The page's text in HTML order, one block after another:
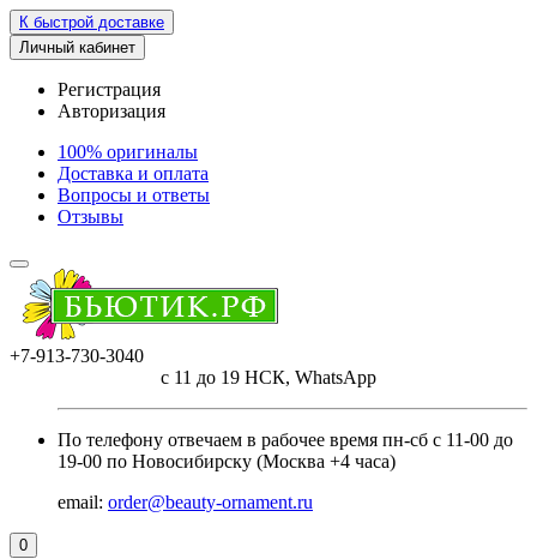
К быстрой доставке
Личный кабинет
Регистрация
Авторизация
100% оригиналы
Доставка и оплата
Вопросы и ответы
Отзывы
+7-913-730-3040
с 11 до 19 НСК, WhatsApp
По телефону отвечаем в рабочее время пн-сб с 11-00 до
19-00 по Новосибирску (Москва +4 часа)
email: order@beauty-ornament.ru
0